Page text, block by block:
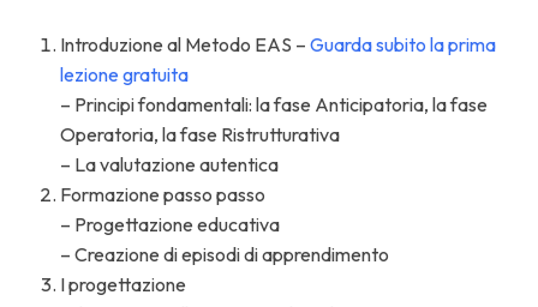
Introduzione al Metodo EAS – Guarda subito la prima
lezione gratuita
– Principi fondamentali: la fase Anticipatoria, la fase
Operatoria, la fase Ristrutturativa
– La valutazione autentica
Formazione passo passo
– Progettazione educativa
– Creazione di episodi di apprendimento
I progettazione